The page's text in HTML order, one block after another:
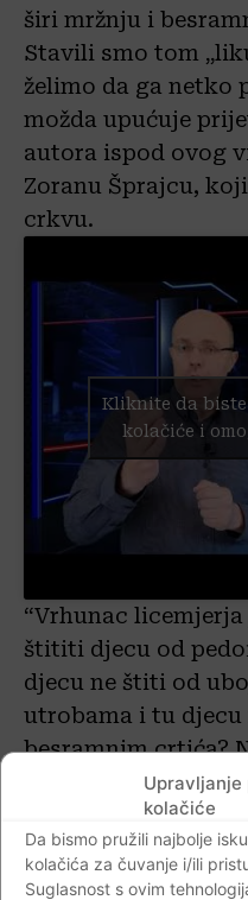
Upravljanje
kolačiće
Da bismo pružili najbolje
kolačića za čuvanje i/ili
Suglasnost s ovim
širi mržnju i
Stavili smo tom
želimo da ga netko
možda upućuje
autora ispod ovog
Zoranu Šprajcu,
crkvu.
Kliknite da
kolačiće i
“Vrhunac
štititi djecu od
djecu ne štiti od
utrobama i tu djecu
besramnim crtića?
gospodin s
tema. Ako štitiš
dosljedan. Ideš
najlakše je pljunuti